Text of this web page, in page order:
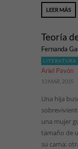
LEER MÁS
Teoría
Fernanda
Ariel Pavón
13 MAR, 2025
Una hija
una mujer
tamaño de
su cama;